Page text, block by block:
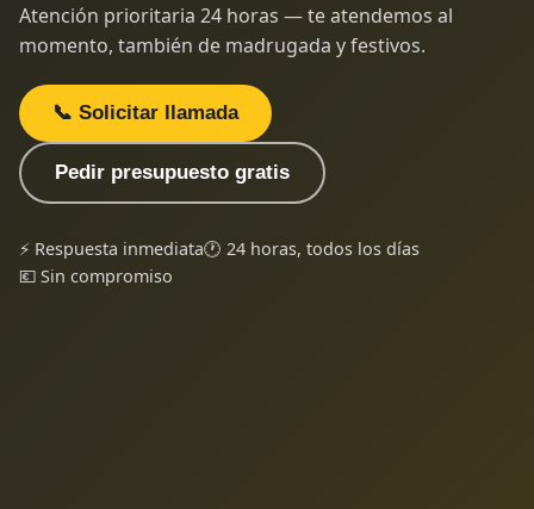
Atención prioritaria 24 horas — te atendemos al
momento, también de madrugada y festivos.
📞 Solicitar llamada
Pedir presupuesto gratis
⚡ Respuesta inmediata🕐 24 horas, todos los días
💶 Sin compromiso